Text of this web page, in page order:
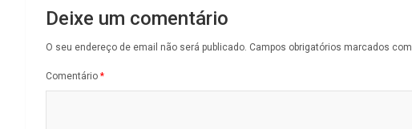
Deixe um comentário
O seu endereço de email não será publicado. Campos obrigatórios marcados com
Comentário *